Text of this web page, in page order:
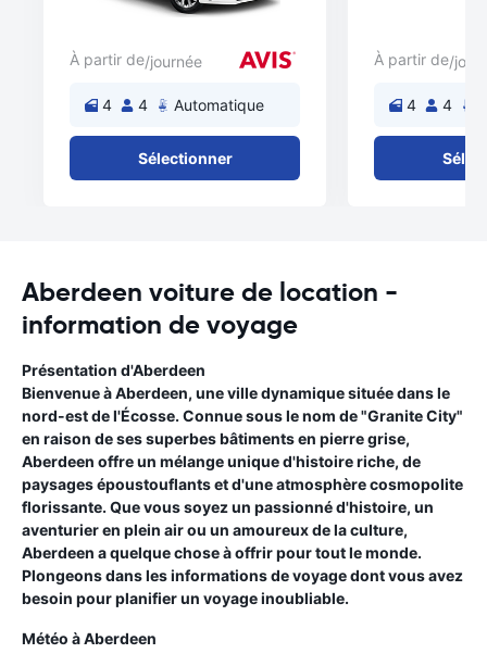
À partir de/journée
4 4 Automatique
Sélectionner
À partir de/
4 4
Aberdeen voiture de location -
information de voyage
Présentation d'Aberdeen
Bienvenue à Aberdeen, une ville dynamique située dans le
nord-est de l'Écosse. Connue sous le nom de "Granite City"
en raison de ses superbes bâtiments en pierre grise,
Aberdeen offre un mélange unique d'histoire riche, de
paysages époustouflants et d'une atmosphère cosmopolite
florissante. Que vous soyez un passionné d'histoire, un
aventurier en plein air ou un amoureux de la culture,
Aberdeen a quelque chose à offrir pour tout le monde.
Plongeons dans les informations de voyage dont vous avez
besoin pour planifier un voyage inoubliable.
Météo à Aberdeen